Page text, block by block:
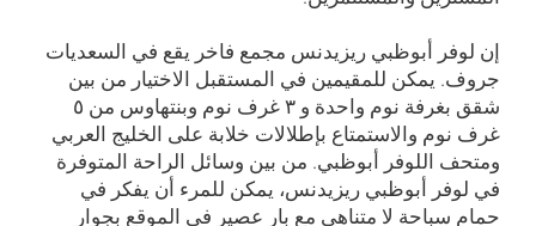
إن لوفر أبوظبي ريزيدنس مجمع فاخر يقع في السعديات
جروف. يمكن للمقيمين في المستقبل الاختيار من بين
شقق بغرفة نوم واحدة و ۳ غرف نوم وبنتهاوس من ٥
غرف نوم والاستمتاع بإطلالات خلابة على الخليج العربي
ومتحف اللوفر أبوظبي. من بين وسائل الراحة المتوفرة
في لوفر أبوظبي ريزيدنس، يمكن للمرء أن يفكر في
حمام سباحة لا متناهي مع بار عصير في الموقع بجوار